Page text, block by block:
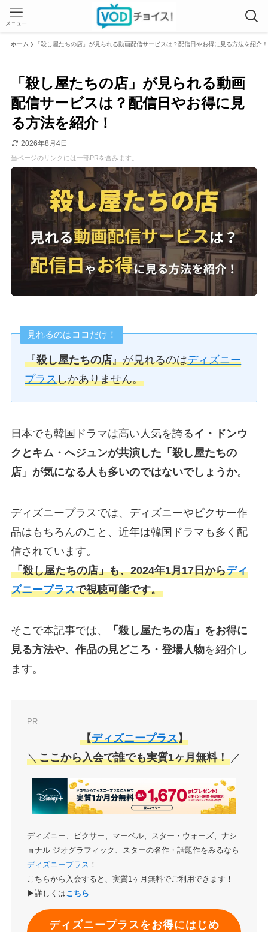
メニュー
ホーム 「殺し屋たちの店」が見られる動画配信サービスは？配信日やお得に見る方法を紹介！
「殺し屋たちの店」が見られる動画
配信サービスは？配信日やお得に見
る方法を紹介！
2026年8月4日
当ページのリンクには一部PRを含みます。
見れるのはココだけ！
『殺し屋たちの店』が見れるのはディズニー
プラスしかありません。
日本でも韓国ドラマは高い人気を誇るイ・ドンウ
クとキム・へジュンが共演した「殺し屋たちの
店」が気になる人も多いのではないでしょうか。
ディズニープラスでは、ディズニーやピクサー作
品はもちろんのこと、近年は韓国ドラマも多く配
信されています。
「殺し屋たちの店」も、2024年1月17日からディ
ズニープラスで視聴可能です。
そこで本記事では、
「殺し屋たちの店」をお得に
見る方法や、作品の見どころ・登場人物を紹介し
ます。
PR
【ディズニープラス】
＼ここから入会で誰でも実質1ヶ月無料！ ／
ディズニー、ピクサー、マーベル、スター・ウォーズ、ナシ
ョナル ジオグラフィック、スターの名作・話題作をみるなら
ディズニープラス ！
こちらから入会すると、実質1ヶ月無料でご利用できます！
▶詳しくはこちら
ディズニープラスをお得にはじめ